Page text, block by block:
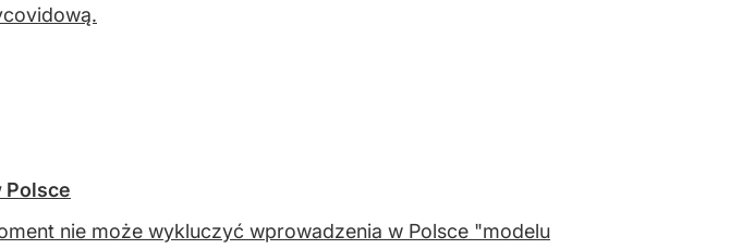
Polsce
nie może wykluczyć wprowadzenia w Polsce "modelu